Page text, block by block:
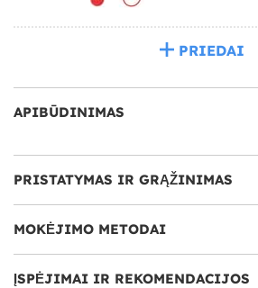
PRIEDAI
APIBŪDINIMAS
PRISTATYMAS IR GRĄŽINIMAS
MOKĖJIMO METODAI
ĮSPĖJIMAI IR REKOMENDACIJOS